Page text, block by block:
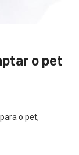
o pet
o pet,